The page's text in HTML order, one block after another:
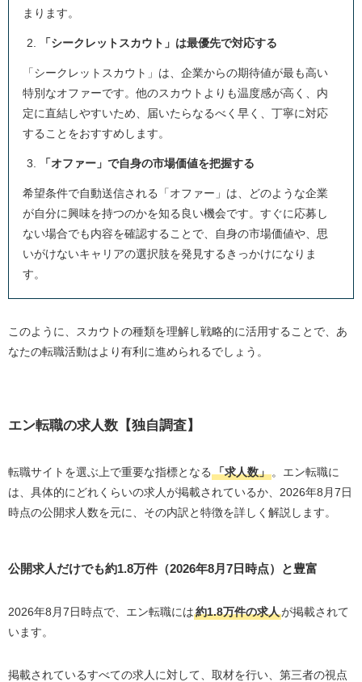
まります。
「シークレットスカウト」は最優先で対応する
「シークレットスカウト」は、企業からの期待値が最も高い
特別なオファーです。他のスカウトよりも温度感が高く、内
定に直結しやすいため、届いたらなるべく早く、丁寧に対応
することをおすすめします。
「オファー」で自身の市場価値を把握する
希望条件で自動送信される「オファー」は、どのような企業
が自分に興味を持つのかを知る良い機会です。すぐに応募し
ない場合でも内容を確認することで、自身の市場価値や、思
いがけないキャリアの選択肢を発見するきっかけになりま
す。
このように、スカウトの種類を理解し戦略的に活用することで、あ
なたの転職活動はより有利に進められるでしょう。
エン転職の求人数【独自調査】
転職サイトを選ぶ上で重要な指標となる 「求人数」。エン転職に
は、具体的にどれくらいの求人が掲載されているか、2026年8月7日
時点の公開求人数を元に、その内訳と特徴を詳しく解説します。
公開求人だけでも約1.8万件（2026年8月7日時点）と豊富
2026年8月7日時点で、エン転職には約1.8万件の求人が掲載されて
います。
掲載されているすべての求人に対して、取材を行い、第三者の視点